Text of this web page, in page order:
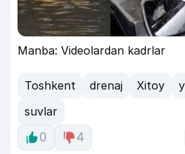
Manba: Videolardan kadrlar
Toshkent drenaj Xitoy
suvlar
0
4